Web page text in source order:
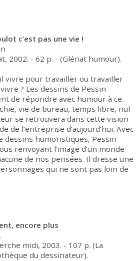
c’est pas une vie !
2002. - 62 p. - (Glénat humour).
vivre pour travailler ou travailler
? Les dessins de Pessin
de répondre avec humour à ce
vie de bureau, temps libre, nul
se retrouvera dans cette vision
de l’entreprise d’aujourd’hui. Avec
dessins humoristiques, Pessin
renvoyant l’image d’un monde
de nos pensées. Il dresse une
qui ne sont pas loin de
encore plus
midi, 2003. - 107 p. (La
du dessinateur).